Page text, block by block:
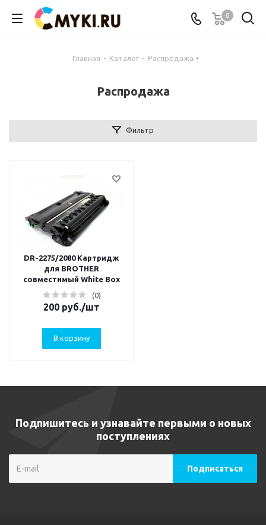
0
Главная - Каталог - Распродажа
Распродажа
Фильтр
DR-2275/2080 Картридж
для BROTHER
совместимый White Box
(0)
200 руб./шт
В корзину
Подпишитесь и узнавайте первыми о новых
поступлениях